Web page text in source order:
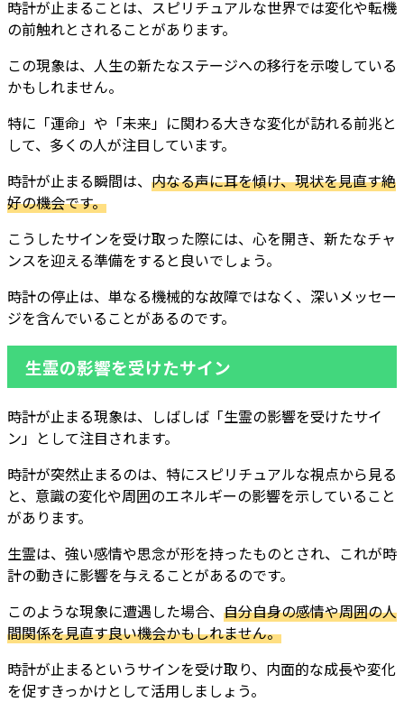
時計が止まることは、スピリチュアルな世界では変化や転機
の前触れとされることがあります。
この現象は、人生の新たなステージへの移行を示唆している
かもしれません。
特に「運命」や「未来」に関わる大きな変化が訪れる前兆と
して、多くの人が注目しています。
時計が止まる瞬間は、 内なる声に耳を傾け、現状を見直す絶
好の機会です。
こうしたサインを受け取った際には、心を開き、新たなチャ
ンスを迎える準備をすると良いでしょう。
時計の停止は、単なる機械的な故障ではなく、深いメッセー
ジを含んでいることがあるのです。
生霊の影響を受けたサイン
時計が止まる現象は、しばしば「生霊の影響を受けたサイ
ン」として注目されます。
時計が突然止まるのは、特にスピリチュアルな視点から見る
と、意識の変化や周囲のエネルギーの影響を示していること
があります。
生霊は、強い感情や思念が形を持ったものとされ、これが時
計の動きに影響を与えることがあるのです。
このような現象に遭遇した場合、 自分自身の感情や周囲の人
間関係を見直す良い機会かもしれません。
時計が止まるというサインを受け取り、内面的な成長や変化
を促すきっかけとして活用しましょう。